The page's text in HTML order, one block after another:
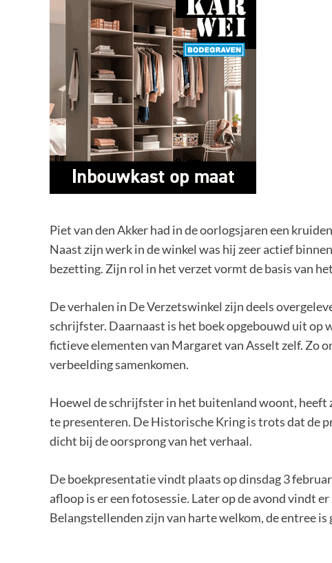
Piet van den Akker had in de oorlogsjaren een
Naast zijn werk in de winkel was hij zeer actief
bezetting. Zijn rol in het verzet vormt de basis van
De verhalen in De Verzetswinkel zijn deels
schrijfster. Daarnaast is het boek opgebouwd uit op
fictieve elementen van Margaret van Asselt zelf. Zo
verbeelding samenkomen.
Hoewel de schrijfster in het buitenland woont, heeft
te presenteren. De Historische Kring is trots dat de
dicht bij de oorsprong van het verhaal.
De boekpresentatie vindt plaats op dinsdag 3
afloop is er een fotosessie. Later op de avond vindt
Belangstellenden zijn van harte welkom, de entree is